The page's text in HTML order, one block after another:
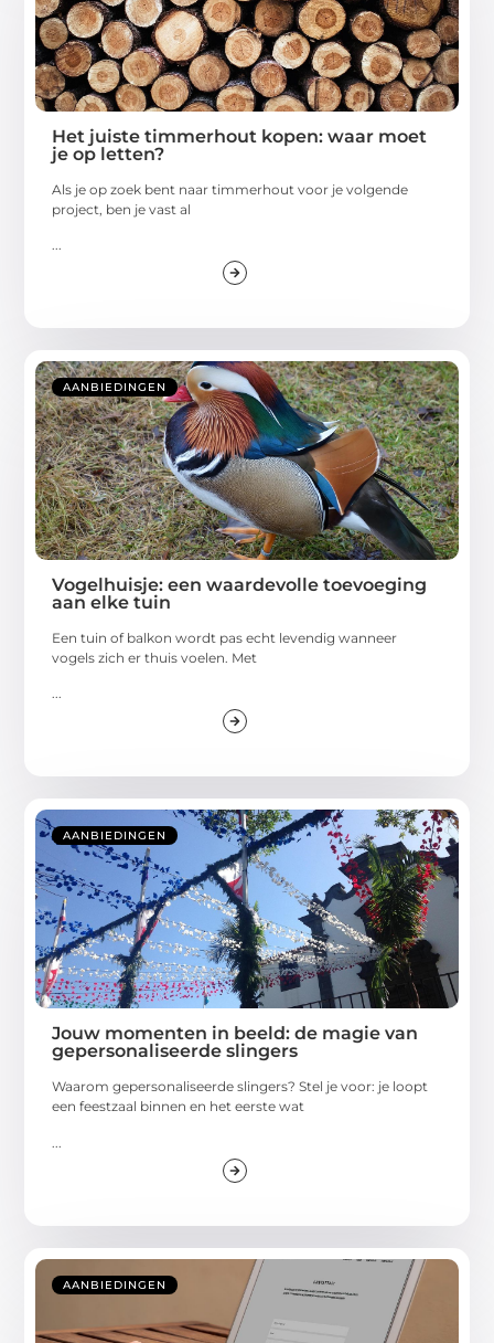
Het juiste timmerhout kopen: waar moet
je op letten?
Als je op zoek bent naar timmerhout voor je volgende
project, ben je vast al
...
AANBIEDINGEN
Vogelhuisje: een waardevolle toevoeging
aan elke tuin
Een tuin of balkon wordt pas echt levendig wanneer
vogels zich er thuis voelen. Met
...
AANBIEDINGEN
Jouw momenten in beeld: de magie van
gepersonaliseerde slingers
Waarom gepersonaliseerde slingers? Stel je voor: je loopt
een feestzaal binnen en het eerste wat
AANBIEDINGEN